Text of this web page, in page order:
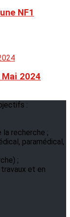
NF1
2024
:
recherche ;
paramédical,
;
et en